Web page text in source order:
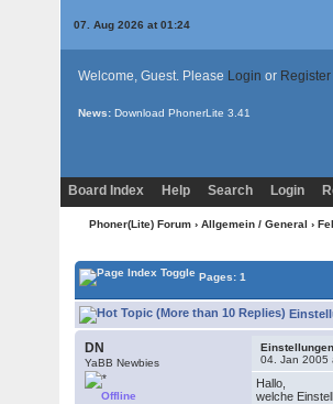
07. Aug 2026 at 01:24
Welcome, Guest. Please Login or Register
News: Download PhonerLite 3.41
Board Index Help Search Login
Phoner(Lite) Forum › Allgemein / General ›
Pages: 1
DN
YaBB Newbies
Offline
04. Jan 2005
Hallo,
welche